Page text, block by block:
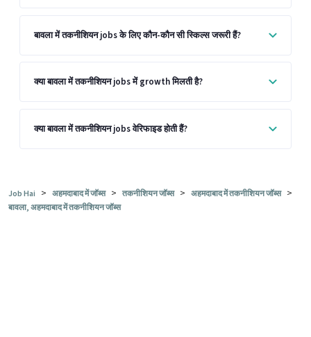
बावला में तकनीशियन jobs के लिए कौन-कौन सी स्किल्स जरूरी हैं?
क्या बावला में तकनीशियन jobs में growth मिलती है?
क्या बावला में तकनीशियन jobs वेरिफाइड होती हैं?
Job Hai > अहमदाबाद में जॉब्स > तकनीशियन जॉब्स > अहमदाबाद में तकनीशियन जॉब्स >
बावला, अहमदाबाद में तकनीशियन जॉब्स